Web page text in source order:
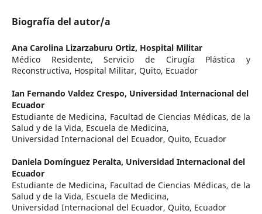
Biografía del autor/a
Ana Carolina Lizarzaburu Ortiz, Hospital Militar
Médico Residente, Servicio de Cirugía Plástica y
Reconstructiva, Hospital Militar, Quito, Ecuador
Ian Fernando Valdez Crespo, Universidad Internacional del
Ecuador
Estudiante de Medicina, Facultad de Ciencias Médicas, de la
Salud y de la Vida, Escuela de Medicina,
Universidad Internacional del Ecuador, Quito, Ecuador
Daniela Domínguez Peralta, Universidad Internacional del
Ecuador
Estudiante de Medicina, Facultad de Ciencias Médicas, de la
Salud y de la Vida, Escuela de Medicina,
Universidad Internacional del Ecuador, Quito, Ecuador